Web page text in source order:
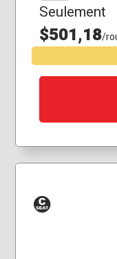
Seulement
$501,18/